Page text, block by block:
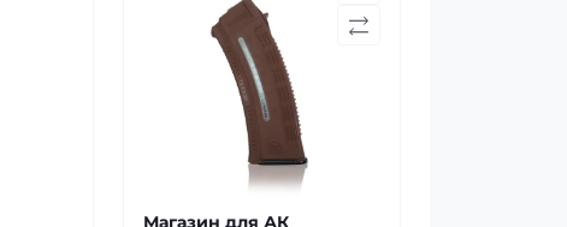
Магазин для АК